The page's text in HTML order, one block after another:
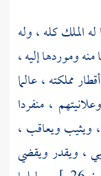
الملك كله ، وله
وموردها إليه ،
مملكته ، عالما
، منفردا
ويثيب ويعاقب ،
، ويقدر ويقضي